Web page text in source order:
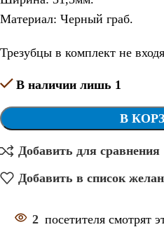
Материал: Черный граб.
Трезубцы в комплект не
В наличии лишь 1
В
Добавить для сравнения
Добавить в список
2 посетителя смотрят